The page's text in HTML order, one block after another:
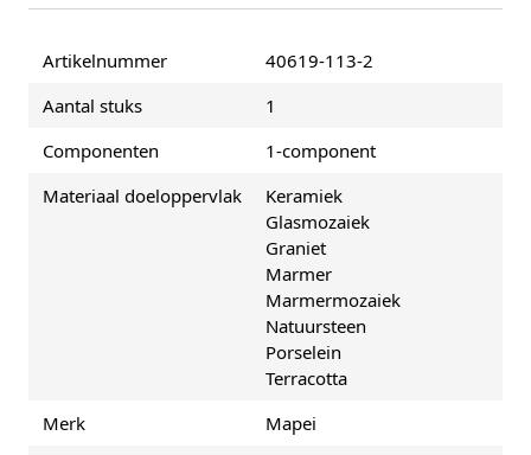
Artikelnummer
40619-113-2
Aantal stuks
1
Componenten
1-component
Materiaal doeloppervlak
Keramiek
Glasmozaiek
Graniet
Marmer
Marmermozaiek
Natuursteen
Porselein
Terracotta
Merk
Mapei